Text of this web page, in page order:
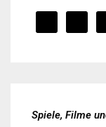
Spiele, Filme